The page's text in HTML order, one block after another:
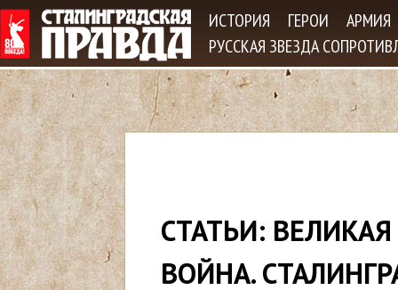
ИСТОРИЯ ГЕРОИ
АРМИЯ
РУССКАЯ ЗВЕЗДА
СТАТЬИ:
ВОЙНА.